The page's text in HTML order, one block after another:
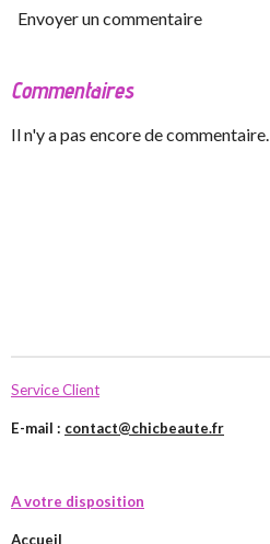
Envoyer un commentaire
Commentaires
Il n'y a pas encore de commentaire.
Service Client
E-mail : contact@chicbeaute.fr
A votre disposition
Accueil